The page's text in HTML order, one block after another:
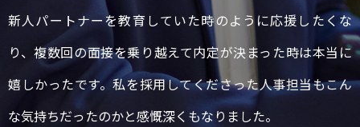
新人パートナーを教育していた時のように応援したくな
り、複数回の面接を乗り越えて内定が決まった時は本当に
嬉しかったです。私を採用してくださった人事担当もこん
な気持ちだったのかと感慨深くもなりました。